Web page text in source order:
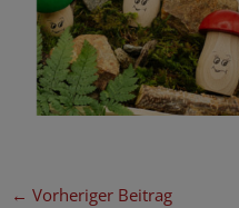
← Vorheriger Beitrag